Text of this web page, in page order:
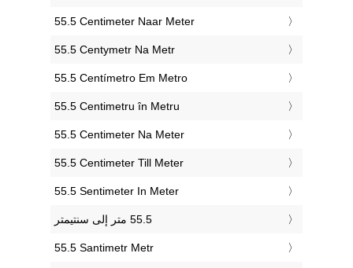
‎55.5 Centimeter Naar Meter
‎55.5 Centymetr Na Metr
‎55.5 Centímetro Em Metro
‎55.5 Centimetru în Metru
‎55.5 Centimeter Na Meter
‎55.5 Centimeter Till Meter
‎55.5 Sentimeter In Meter
‎55.5 Santimetr Metr